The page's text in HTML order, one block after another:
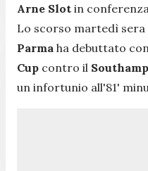
Arne Slot in
Lo scorso martedì
Parma ha debuttato
Cup contro il
un infortunio all'81'